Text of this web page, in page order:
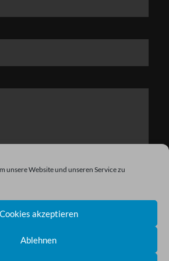
unsere Website und unseren Service zu
Cookies akzeptieren
Ablehnen